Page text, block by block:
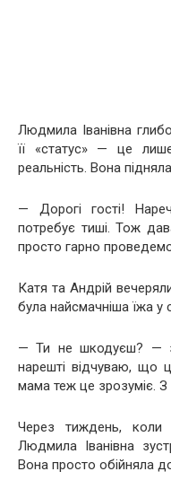
Людмила Іванівна
її «статус» — це
реальність. Вона
— Дорогі гості!
потребує тиші. Тож
просто гарно
Катя та Андрій
була найсмачніша їжа у
— Ти не шкодуєш? —
нарешті відчуваю, що
мама теж це зрозуміє. З
Через тиждень, коли
Людмила Іванівна
Вона просто обійняла